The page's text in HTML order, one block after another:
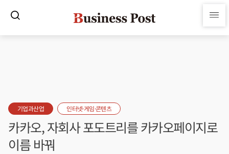
기업과산업 인터넷·게임·콘텐츠
카카오, 자회사 포도트리를 카카오페이지로
이름 바꿔